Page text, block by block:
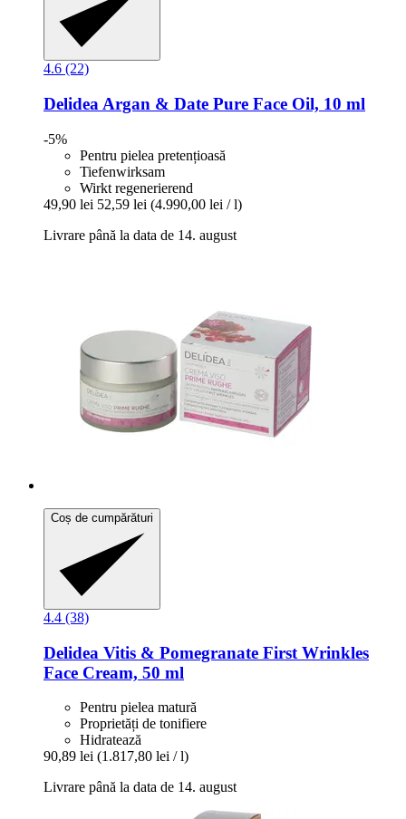
4.6 (22)
Delidea Argan & Date Pure Face Oil, 10 ml
-5%
Pentru pielea pretențioasă
Tiefenwirksam
Wirkt regenerierend
49,90 lei 52,59 lei (4.990,00 lei / l)
Livrare până la data de 14. august
Coș de cumpărături
4.4 (38)
Delidea Vitis & Pomegranate First Wrinkles
Face Cream, 50 ml
Pentru pielea matură
Proprietăți de tonifiere
Hidratează
90,89 lei (1.817,80 lei / l)
Livrare până la data de 14. august